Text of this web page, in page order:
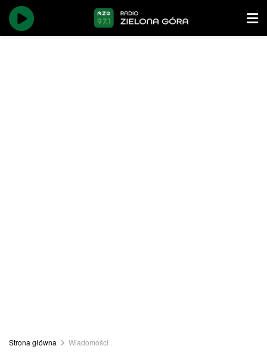
Strona główna Wiadomości